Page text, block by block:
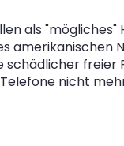
als "mögliches"
freier
nicht